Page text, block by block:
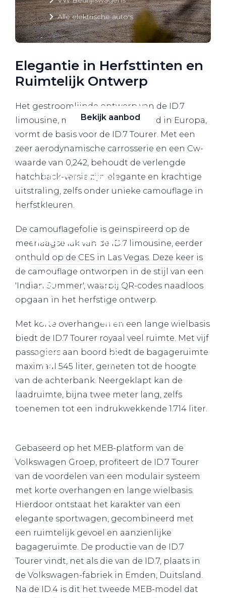
Alle elektrische auto's
Elektrisch rijden
Bekijk ons aanbod
Bekijk aanbod
Elektrisch rijden
Verhuur
Werkplaatsafspraak
Elegantie in Herfsttinten en
Ruimtelijk Ontwerp
Het gestroomlijnde ontwerp van de ID.7
limousine, momenteel gelanceerd in Europa,
vormt de basis voor de ID.7 Tourer. Met een
zeer aerodynamische carrosserie en een Cw-
waarde van 0,242, behoudt de verlengde
hatchback-versie zijn elegante en krachtige
uitstraling, zelfs onder unieke camouflage in
herfstkleuren.
De camouflagefolie is geïnspireerd op de
meerlaagse lak van de ID.7 limousine, eerder
onthuld op de CES in Las Vegas. Deze keer is
de camouflage ontworpen in de stijl van een
'Indian Summer', waarbij QR-codes naadloos
opgaan in het herfstige ontwerp.
Met korte overhangen en een lange wielbasis
biedt de ID.7 Tourer royaal veel ruimte. Met vijf
passagiers aan boord biedt de bagageruimte
maximaal 545 liter, gemeten tot de hoogte
van de achterbank. Neergeklapt kan de
laadruimte, bijna twee meter lang, zelfs
toenemen tot een indrukwekkende 1.714 liter.
Gebaseerd op het MEB-platform van de
Volkswagen Groep, profiteert de ID.7 Tourer
van de voordelen van een modulair systeem
met korte overhangen en lange wielbasis.
Hierdoor ontstaat het karakter van een
elegante sportwagen, gecombineerd met
een ruimtelijk gevoel en aanzienlijke
bagageruimte. De productie van de ID.7
Tourer vindt, net als die van de ID.7, plaats in
de Volkswagen-fabriek in Emden, Duitsland.
Na de ID.4 is dit het tweede MEB-model dat